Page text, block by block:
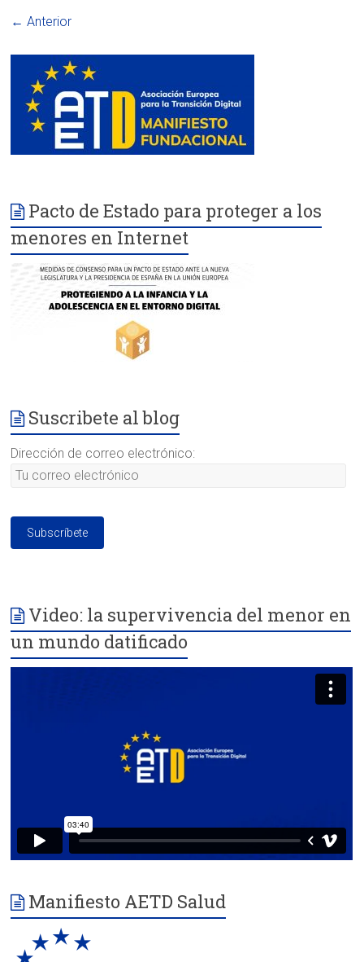
← Anterior
Pacto de Estado para proteger a los
menores en Internet
Suscribete al blog
Dirección de correo electrónico:
Video: la supervivencia del menor en
un mundo datificado
Manifiesto AETD Salud